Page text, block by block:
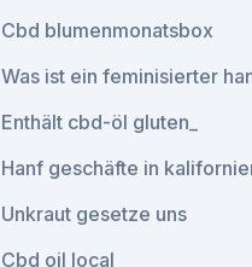
Cbd blumenmonatsbox
Was ist ein feminisierter
Enthält cbd-öl gluten_
Hanf geschäfte in
Unkraut gesetze uns
Cbd oil local